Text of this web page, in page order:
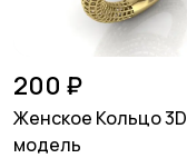
200 ₽
Женское Кольцо 3D
модель